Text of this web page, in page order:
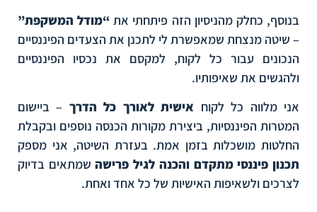
בנוסף, כחלק מהניסיון הזה פיתחתי את “מודל המשקפת”
– שיטה מנצחת שמאפשרת לי לתכנן את הצעדים הפיננסיים
הנכונים עבור כל לקוח, למקסם את נכסיו הפיננסיים
ולהגשים את שאיפותיו.
אני מלווה כל לקוח אישית לאורך כל הדרך – ביישום
המטרות הפיננסיות, ביצירת מקורות הכנסה נוספים ובקבלת
החלטות מושכלות בזמן אמת. בעזרת השיטה, אני מספק
תכנון פיננסי מתקדם והכנה לגיל פרישהשמתאים בדיוק
לצרכים ולשאיפות האישיות של כל אחד ואחת.